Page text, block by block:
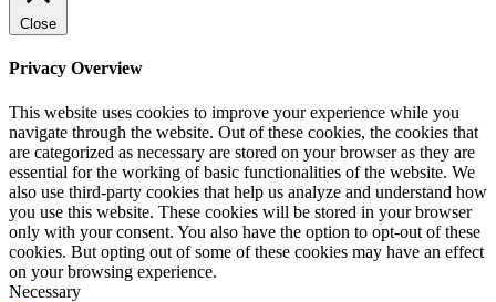
Close
Privacy Overview
This website uses cookies to improve your experience while you
navigate through the website. Out of these cookies, the cookies that
are categorized as necessary are stored on your browser as they are
essential for the working of basic functionalities of the website. We
also use third-party cookies that help us analyze and understand how
you use this website. These cookies will be stored in your browser
only with your consent. You also have the option to opt-out of these
cookies. But opting out of some of these cookies may have an effect
on your browsing experience.
Necessary